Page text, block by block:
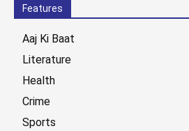
Features
Aaj Ki Baat
Literature
Health
Crime
Sports